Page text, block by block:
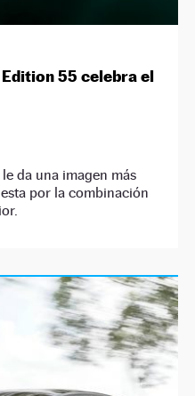
55 celebra el
da una imagen más
por la combinación